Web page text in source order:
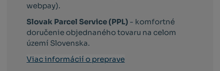
webpay).
Slovak Parcel Service (PPL) - komfortné
doručenie objednaného tovaru na celom
území Slovenska.
Viac informácií o preprave